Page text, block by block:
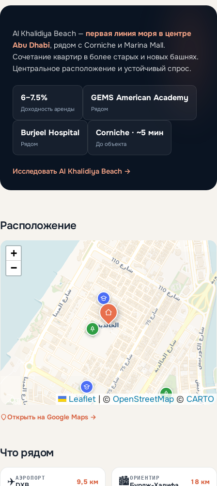
Al Khalidiya Beach — первая линия моря в центре
Abu Dhabi, рядом с Corniche и Marina Mall.
Сочетание квартир в более старых и новых башнях.
Центральное расположение и устойчивый спрос.
6–7.5%
Доходность аренды
GEMS American Academy
Рядом
Burjeel Hospital
Рядом
Corniche · ~5 мин
До объекта
Исследовать Al Khalidiya Beach →
Расположение
+
−
Leaflet | © OpenStreetMap © CARTO
Открыть на Google Maps →
Что рядом
✈️АЭРОПОРТ 9,5 км 🏙️ОРИЕНТИР 18 км